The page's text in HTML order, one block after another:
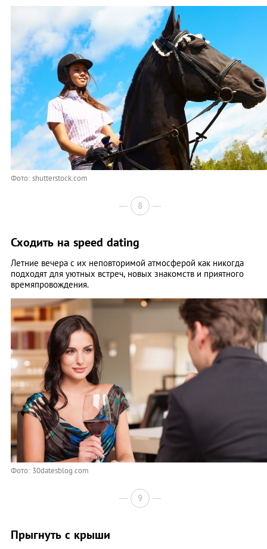
Фото: shutterstock.com
8
Сходить на speed dating
Летние вечера с их неповторимой атмосферой как никогда
подходят для уютных встреч, новых знакомств и приятного
времяпровождения.
Фото: 30datesblog.com
9
Прыгнуть с крыши